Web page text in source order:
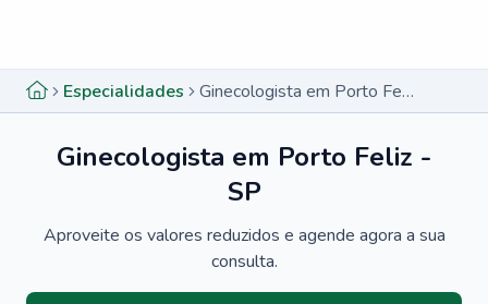
Especialidades Ginecologista em Porto Feliz - SP
Ginecologista em Porto Feliz -
SP
Aproveite os valores reduzidos e agende agora a sua
consulta.